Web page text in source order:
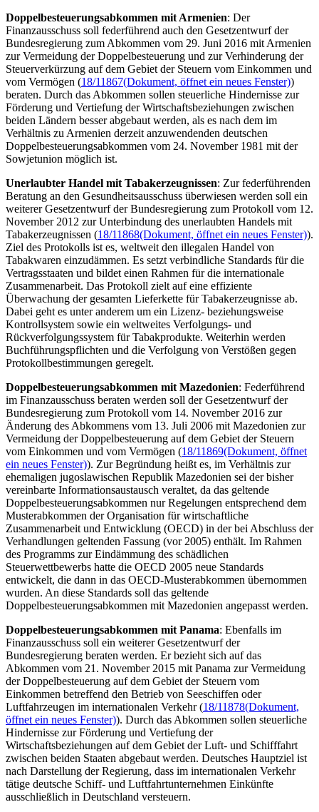
Doppelbesteuerungsabkommen mit Armenien: Der
Finanzausschuss soll federführend auch den Gesetzentwurf der
Bundesregierung zum Abkommen vom 29. Juni 2016 mit Armenien
zur Vermeidung der Doppelbesteuerung und zur Verhinderung der
Steuerverkürzung auf dem Gebiet der Steuern vom Einkommen und
vom Vermögen (18/11867(Dokument, öffnet ein neues Fenster))
beraten. Durch das Abkommen sollen steuerliche Hindernisse zur
Förderung und Vertiefung der Wirtschaftsbeziehungen zwischen
beiden Ländern besser abgebaut werden, als es nach dem im
Verhältnis zu Armenien derzeit anzuwendenden deutschen
Doppelbesteuerungsabkommen vom 24. November 1981 mit der
Sowjetunion möglich ist.
Unerlaubter Handel mit Tabakerzeugnissen: Zur federführenden
Beratung an den Gesundheitsausschuss überwiesen werden soll ein
weiterer Gesetzentwurf der Bundesregierung zum Protokoll vom 12.
November 2012 zur Unterbindung des unerlaubten Handels mit
Tabakerzeugnissen (18/11868(Dokument, öffnet ein neues Fenster)).
Ziel des Protokolls ist es, weltweit den illegalen Handel von
Tabakwaren einzudämmen. Es setzt verbindliche Standards für die
Vertragsstaaten und bildet einen Rahmen für die internationale
Zusammenarbeit. Das Protokoll zielt auf eine effiziente
Überwachung der gesamten Lieferkette für Tabakerzeugnisse ab.
Dabei geht es unter anderem um ein Lizenz- beziehungsweise
Kontrollsystem sowie ein weltweites Verfolgungs- und
Rückverfolgungssystem für Tabakprodukte. Weiterhin werden
Buchführungspflichten und die Verfolgung von Verstößen gegen
Protokollbestimmungen geregelt.
Doppelbesteuerungsabkommen mit Mazedonien: Federführend
im Finanzausschuss beraten werden soll der Gesetzentwurf der
Bundesregierung zum Protokoll vom 14. November 2016 zur
Änderung des Abkommens vom 13. Juli 2006 mit Mazedonien zur
Vermeidung der Doppelbesteuerung auf dem Gebiet der Steuern
vom Einkommen und vom Vermögen (18/11869(Dokument, öffnet
ein neues Fenster)). Zur Begründung heißt es, im Verhältnis zur
ehemaligen jugoslawischen Republik Mazedonien sei der bisher
vereinbarte Informationsaustausch veraltet, da das geltende
Doppelbesteuerungsabkommen nur Regelungen entsprechend dem
Musterabkommen der Organisation für wirtschaftliche
Zusammenarbeit und Entwicklung (OECD) in der bei Abschluss der
Verhandlungen geltenden Fassung (vor 2005) enthält. Im Rahmen
des Programms zur Eindämmung des schädlichen
Steuerwettbewerbs hatte die OECD 2005 neue Standards
entwickelt, die dann in das OECD-Musterabkommen übernommen
wurden. An diese Standards soll das geltende
Doppelbesteuerungsabkommen mit Mazedonien angepasst werden.
Doppelbesteuerungsabkommen mit Panama: Ebenfalls im
Finanzausschuss soll ein weiterer Gesetzentwurf der
Bundesregierung beraten werden. Er bezieht sich auf das
Abkommen vom 21. November 2015 mit Panama zur Vermeidung
der Doppelbesteuerung auf dem Gebiet der Steuern vom
Einkommen betreffend den Betrieb von Seeschiffen oder
Luftfahrzeugen im internationalen Verkehr (18/11878(Dokument,
öffnet ein neues Fenster)). Durch das Abkommen sollen steuerliche
Hindernisse zur Förderung und Vertiefung der
Wirtschaftsbeziehungen auf dem Gebiet der Luft- und Schifffahrt
zwischen beiden Staaten abgebaut werden. Deutsches Hauptziel ist
nach Darstellung der Regierung, dass im internationalen Verkehr
tätige deutsche Schiff- und Luftfahrtunternehmen Einkünfte
ausschließlich in Deutschland versteuern.